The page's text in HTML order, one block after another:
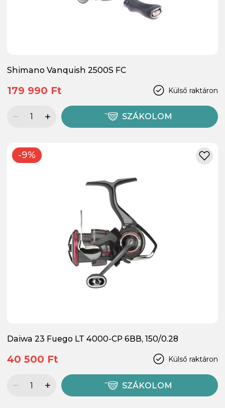
Shimano Vanquish 2500S FC
Külső raktáron
179 990 Ft
SZÁKOLOM
-9%
Daiwa 23 Fuego LT 4000-CP 6BB, 150/0.28
Külső raktáron
40 500 Ft
SZÁKOLOM